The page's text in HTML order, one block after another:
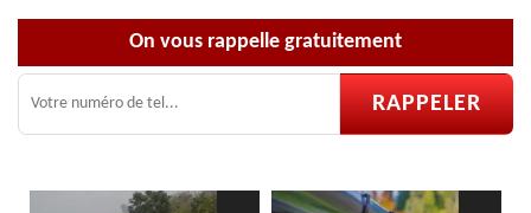
On vous rappelle gratuitement